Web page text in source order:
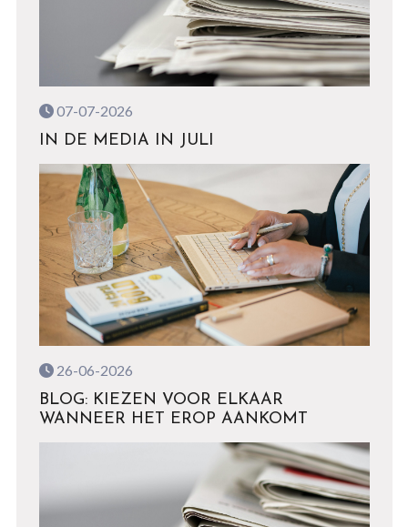
07-07-2026
IN DE MEDIA IN JULI
26-06-2026
BLOG: KIEZEN VOOR ELKAAR
WANNEER HET EROP AANKOMT